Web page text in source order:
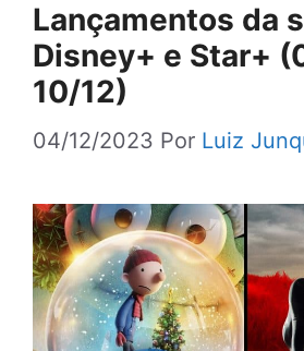
Lançamentos da
Disney+ e Star+
10/12)
04/12/2023 Por Luiz